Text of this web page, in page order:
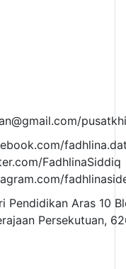
FadhlinaSiddiq
Pendidikan Aras 10
Persekutuan,